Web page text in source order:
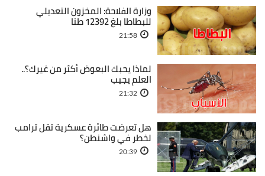
وزارة الفلاحة: المخزون التعديلي
للبطاطا بلغ 12392 طنا
21:58
لماذا يحبك البعوض أكثر من غيرك؟..
العلم يجيب
21:32
هل تعرضت طائرة عسكرية تقل ترامب
لخطر في واشنطن؟
20:39